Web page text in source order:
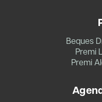
Beques
Premi
Premi